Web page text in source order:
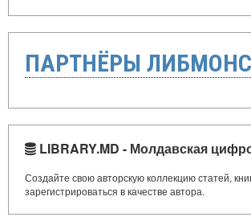
ПАРТНЁРЫ
LIBRARY.MD - Молдавская
Создайте свою авторскую коллекцию статей,
зарегистрироваться в качестве автора.